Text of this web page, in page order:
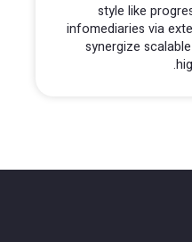
style like
infomediaries via
synergize